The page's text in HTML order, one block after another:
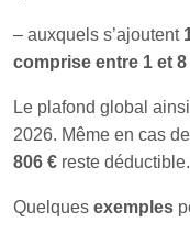
– auxquels s’ajoutent
comprise entre 1 et 8
Le plafond global
2026. Même en cas
806 € reste déductible.
Quelques exemples